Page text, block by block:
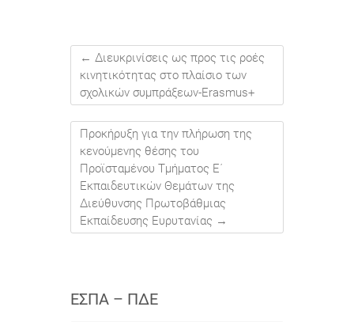
← Διευκρινίσεις ως προς τις ροές
κινητικότητας στο πλαίσιο των
σχολικών συμπράξεων-Erasmus+
Προκήρυξη για την πλήρωση της
κενούμενης θέσης του
Προϊσταμένου Τμήματος Ε΄
Εκπαιδευτικών Θεμάτων της
Διεύθυνσης Πρωτοβάθμιας
Εκπαίδευσης Ευρυτανίας →
ΕΣΠΑ – ΠΔΕ